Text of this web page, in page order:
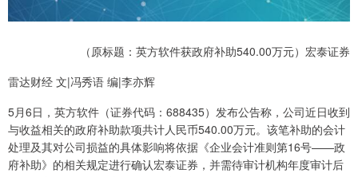
（原标题：英方软件获政府补助540.00万元）宏泰证券
雷达财经 文|冯秀语 编|李亦辉
5月6日，英方软件（证券代码：688435）发布公告称，公司近日收到
与收益相关的政府补助款项共计人民币540.00万元。该笔补助的会计
处理及其对公司损益的具体影响将依据《企业会计准则第16号——政
府补助》的相关规定进行确认宏泰证券，并需待审计机构年度审计后